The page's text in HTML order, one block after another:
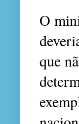
O
que